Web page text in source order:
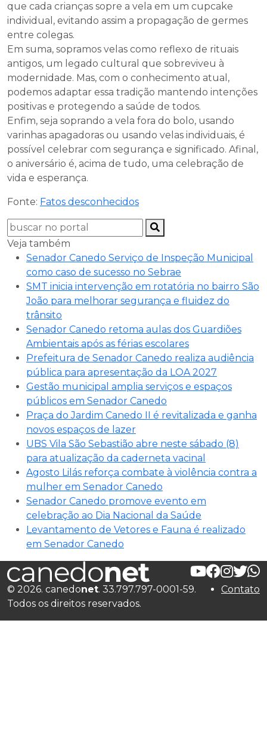
que cada crianças sopre a vela em um cupcake
individual, evitando assim a propagação de germes
entre colegas.
Em suma, sopramos velas como reflexo de rituais
antigos, um legado cultural que sobreviveu à
modernidade. Mas, com o conhecimento atual,
podemos adaptar essa tradição mantendo intenções
positivas e protegendo a saúde de todos.
Enfim, seja soprando a vela fora do bolo, usando
varinhas apagadoras ou usando velas individuais, é
possível celebrar com segurança e significado. Afinal,
o aniversário é, acima de tudo, uma celebração de
vida e esperança.
Fonte: Fatos desconhecidos
Veja também
Senador Canedo Serviço de Inspeção Municipal
como caso de sucesso no Sebrae
SMT inicia intervenção em rotatória no bairro São
João para melhorar segurança e fluidez do
trânsito
Senador Canedo retoma aulas dos Guardiões
Ambientais após as férias escolares
Prefeitura de Senador Canedo realiza audiência
pública para apresentação da LOA 2027
Gestão municipal amplia serviços e espaços
públicos em Senador Canedo
Praça do Jardim Canedo II é revitalizada e ganha
novos espaços de lazer
UBS Vila São Sebastião abre neste sábado (8)
para atualização da caderneta vacinal
Agosto Lilás reforça combate à violência contra a
mulher em Senador Canedo
Senador Canedo promove evento em
celebração ao Dia Nacional da Saúde
Levantamento de Vetores e Fauna é realizado
em Senador Canedo
© 2026. canedonet. 33.797.797-0001-59.
Todos os direitos reservados.
Contato